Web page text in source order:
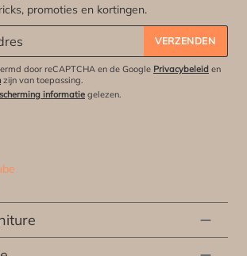
promoties en kortingen.
VERZENDEN
door reCAPTCHA en de Google Privacybeleid en
zijn van toepassing.
informatie gelezen.